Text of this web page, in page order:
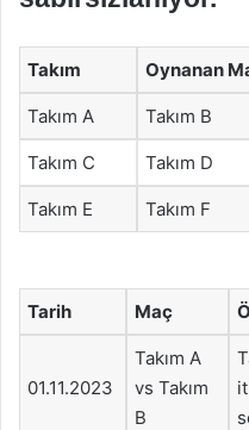
Takım Oynanan
Takım A Takım B
Takım C Takım D
Takım E Takım F
Tarih Maç
01.11.2023
Takım A
vs Takım
B